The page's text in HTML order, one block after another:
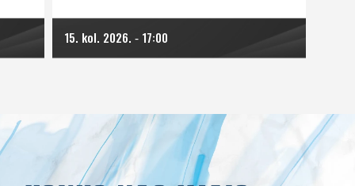
15. kol. 2026. - 17:00